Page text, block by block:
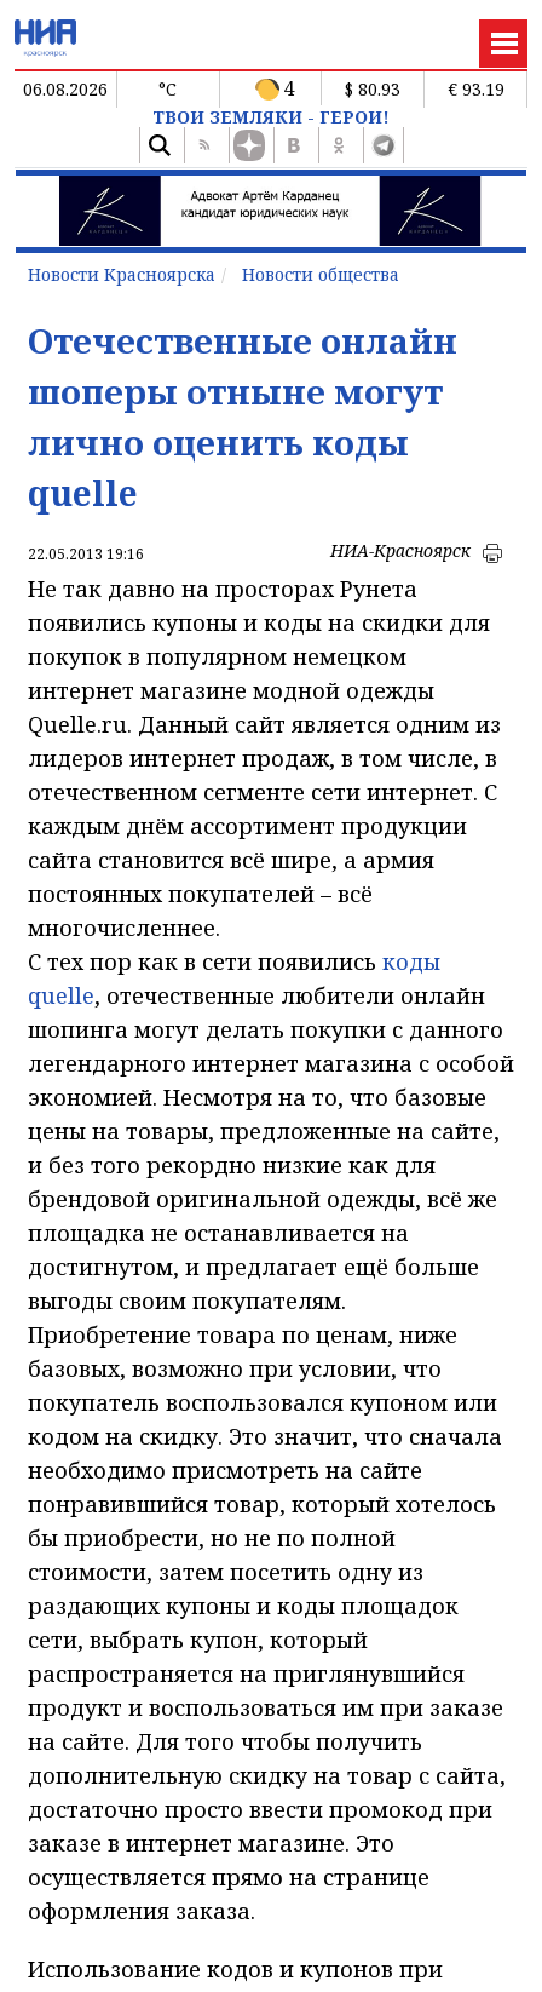
06.08.2026 °C 4 $ 80.93
€ 93.19
ТВОИ ЗЕМЛЯКИ - ГЕРОИ!
Новости Красноярска Новости общества
Отечественные онлайн
шоперы отныне могут
лично оценить коды
quelle
22.05.2013 19:16 НИА-Красноярск
Не так давно на просторах Рунета
появились купоны и коды на скидки для
покупок в популярном немецком
интернет магазине модной одежды
Quelle.ru. Данный сайт является одним из
лидеров интернет продаж, в том числе, в
отечественном сегменте сети интернет. С
каждым днём ассортимент продукции
сайта становится всё шире, а армия
постоянных покупателей – всё
многочисленнее.
С тех пор как в сети появились коды
quelle, отечественные любители онлайн
шопинга могут делать покупки с данного
легендарного интернет магазина с особой
экономией. Несмотря на то, что базовые
цены на товары, предложенные на сайте,
и без того рекордно низкие как для
брендовой оригинальной одежды, всё же
площадка не останавливается на
достигнутом, и предлагает ещё больше
выгоды своим покупателям.
Приобретение товара по ценам, ниже
базовых, возможно при условии, что
покупатель воспользовался купоном или
кодом на скидку. Это значит, что сначала
необходимо присмотреть на сайте
понравившийся товар, который хотелось
бы приобрести, но не по полной
стоимости, затем посетить одну из
раздающих купоны и коды площадок
сети, выбрать купон, который
распространяется на приглянувшийся
продукт и воспользоваться им при заказе
на сайте. Для того чтобы получить
дополнительную скидку на товар с сайта,
достаточно просто ввести промокод при
заказе в интернет магазине. Это
осуществляется прямо на странице
оформления заказа.
Использование кодов и купонов при